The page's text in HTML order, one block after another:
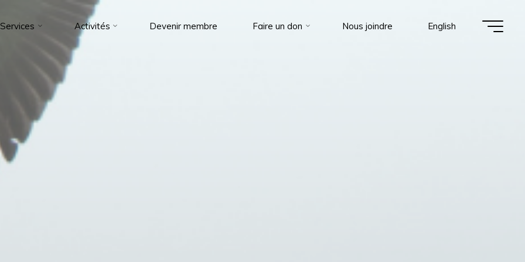
Services Activités Devenir membre Faire un don Nous joindre English